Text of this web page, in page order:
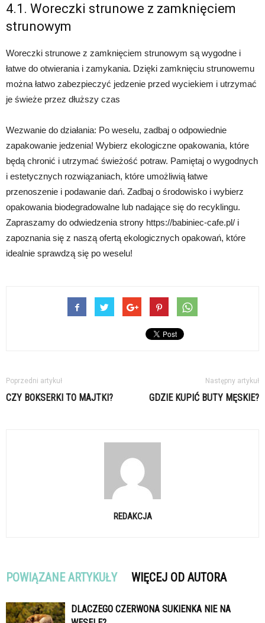
4.1. Woreczki strunowe z zamknięciem
strunowym
Woreczki strunowe z zamknięciem strunowym są wygodne i
łatwe do otwierania i zamykania. Dzięki zamknięciu strunowemu
można łatwo zabezpieczyć jedzenie przed wyciekiem i utrzymać
je świeże przez dłuższy czas
Wezwanie do działania: Po weselu, zadbaj o odpowiednie
zapakowanie jedzenia! Wybierz ekologiczne opakowania, które
będą chronić i utrzymać świeżość potraw. Pamiętaj o wygodnych
i estetycznych rozwiązaniach, które umożliwią łatwe
przenoszenie i podawanie dań. Zadbaj o środowisko i wybierz
opakowania biodegradowalne lub nadające się do recyklingu.
Zapraszamy do odwiedzenia strony https://babiniec-cafe.pl/ i
zapoznania się z naszą ofertą ekologicznych opakowań, które
idealnie sprawdzą się po weselu!
Poprzedni artykuł
CZY BOKSERKI TO MAJTKI?
Następny artykuł
GDZIE KUPIĆ BUTY MĘSKIE?
REDAKCJA
POWIĄZANE ARTYKUŁY WIĘCEJ OD AUTORA
DLACZEGO CZERWONA SUKIENKA NIE NA